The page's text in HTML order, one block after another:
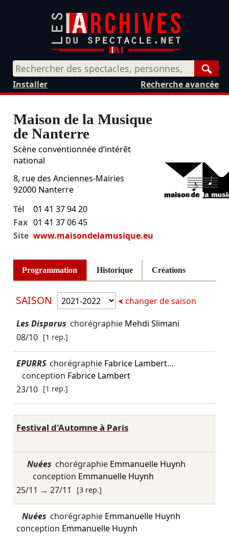
Recherche avancée
Installer
Maison de la Musique
de Nanterre
Scène conventionnée d’intérêt
national
8, rue des Anciennes-Mairies
92000 Nanterre
Tél
01 41 37 94 20
Fax 01 41 37 06 45
Site www.maisondelamusique.eu
Programmation Historique Créations
SAISON changer de saison
Les Disparus chorégraphie Mehdi Slimani
08/10 [1 rep.]
EPURRS chorégraphie Fabrice Lambert…
conception Fabrice Lambert
23/10 [1 rep.]
Festival d'Automne à Paris
Nuées chorégraphie Emmanuelle Huynh
conception Emmanuelle Huynh
25/11 → 27/11 [3 rep.]
Nuées chorégraphie Emmanuelle Huynh
conception Emmanuelle Huynh